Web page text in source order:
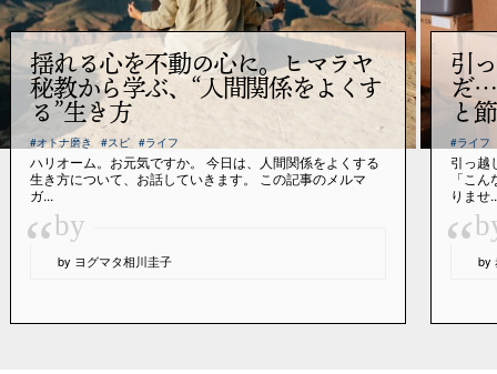
揺れる心を不動の心に。ヒマラヤ
秘教から学ぶ、“人間関係をよくす
る”生き方
#オトナ磨き #スピ #ライフ
ハリオーム。お元気ですか。 今日は、人間関係をよくする
生き方について、お話していきます。 この記事のメルマ
ガ...
“by
by ヨグマタ相川圭子
引
だ…
と
#ライフ
引っ越
「こ
りませ
“ by